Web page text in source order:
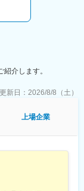
介します。
更新日： 2026/8/8（土）
上場企業